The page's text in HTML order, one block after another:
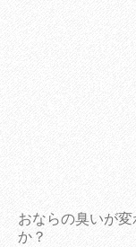
おならの臭いが
か？